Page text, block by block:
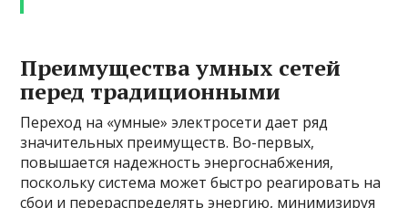
Преимущества умных сетей
перед традиционными
Переход на «умные» электросети дает ряд
значительных преимуществ. Во-первых,
повышается надежность энергоснабжения,
поскольку система может быстро реагировать на
сбои и перераспределять энергию, минимизируя